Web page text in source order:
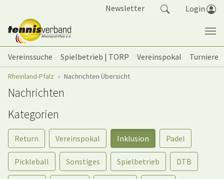
Newsletter Login
Vereinssuche Spielbetrieb | TORP Vereinspokal
Turniere
Sie sind hier:
Rheinland-Pfalz Nachrichten Übersicht
Nachrichten
Kategorien
Return Vereinspokal Inklusion Padel
Pickleball Sonstiges Spielbetrieb DTB